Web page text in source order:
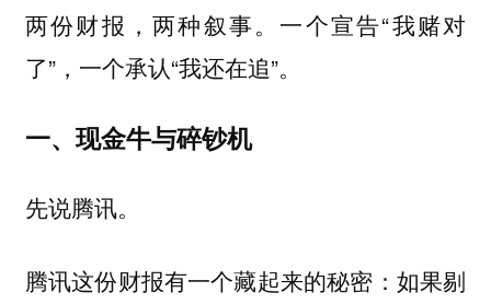
两份财报，两种叙事。一个宣告“我赌对
了”，一个承认“我还在追”。
一、现金牛与碎钞机
先说腾讯。
腾讯这份财报有一个藏起来的秘密：如果剔